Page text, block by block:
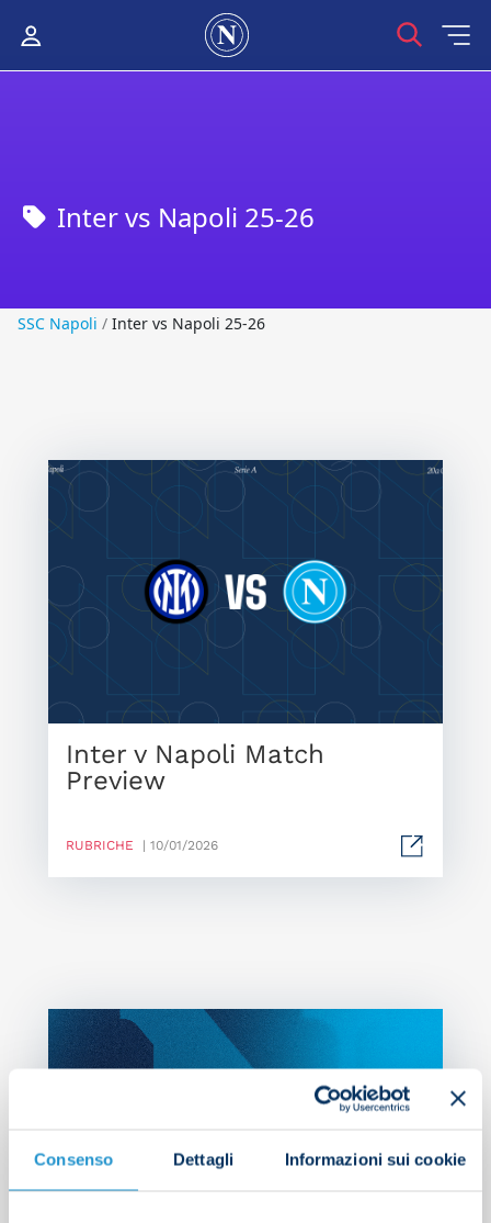
Consenso Dettagli Informazioni sui cookie
Inter vs Napoli 25-26
SSC Napoli SSC Napoli
/ Inter vs Napoli 25-26
Inter v Napoli Match
Preview
RUBRICHE | 10/01/2026